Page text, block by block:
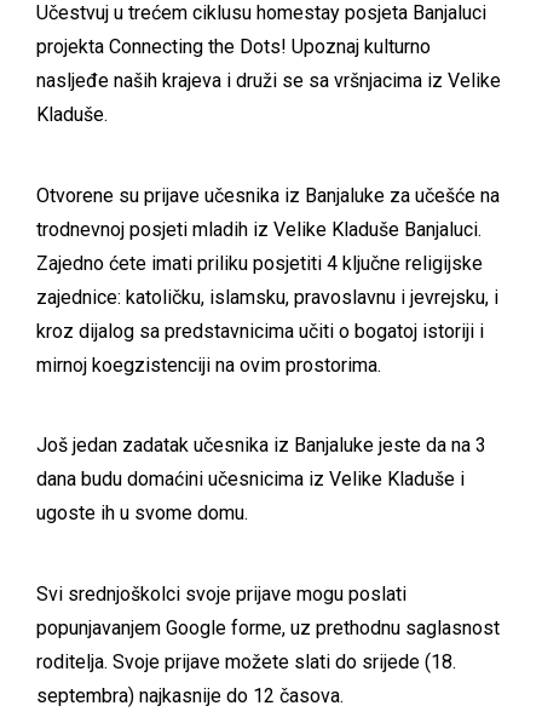
Učestvuj u trećem ciklusu homestay posjeta Banjaluci
projekta Connecting the Dots! Upoznaj kulturno
nasljeđe naših krajeva i druži se sa vršnjacima iz Velike
Kladuše.
Otvorene su prijave učesnika iz Banjaluke za učešće na
trodnevnoj posjeti mladih iz Velike Kladuše Banjaluci.
Zajedno ćete imati priliku posjetiti 4 ključne religijske
zajednice: katoličku, islamsku, pravoslavnu i jevrejsku, i
kroz dijalog sa predstavnicima učiti o bogatoj istoriji i
mirnoj koegzistenciji na ovim prostorima.
Još jedan zadatak učesnika iz Banjaluke jeste da na 3
dana budu domaćini učesnicima iz Velike Kladuše i
ugoste ih u svome domu.
Svi srednjoškolci svoje prijave mogu poslati
popunjavanjem Google forme, uz prethodnu saglasnost
roditelja. Svoje prijave možete slati do srijede (18.
septembra) najkasnije do 12 časova.